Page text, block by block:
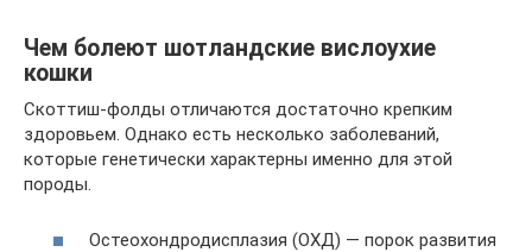
Чем болеют шотландские вислоухие
кошки
Скоттиш-фолды отличаются достаточно крепким
здоровьем. Однако есть несколько заболеваний,
которые генетически характерны именно для этой
породы.
Остеохондродисплазия (ОХД) — порок развития